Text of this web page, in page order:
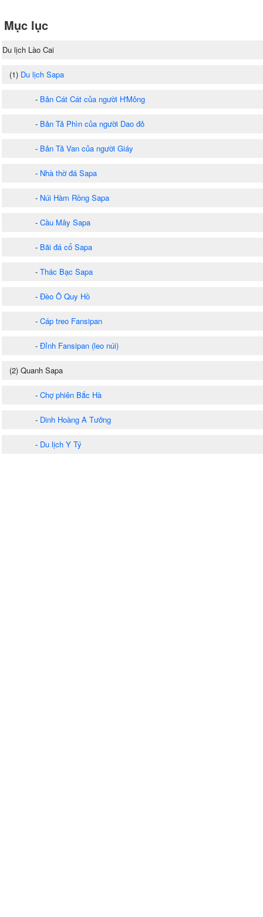
Mục lục
Du lịch Lào Cai
(1) Du lịch Sapa
- Bản Cát Cát của người H'Mông
- Bản Tả Phìn của người Dao đỏ
- Bản Tả Van của người Giáy
- Nhà thờ đá Sapa
- Núi Hàm Rồng Sapa
- Cầu Mây Sapa
- Bãi đá cổ Sapa
- Thác Bạc Sapa
- Đèo Ô Quy Hồ
- Cáp treo Fansipan
- Đỉnh Fansipan (leo núi)
(2) Quanh Sapa
- Chợ phiên Bắc Hà
- Dinh Hoàng A Tưởng
- Du lịch Y Tý